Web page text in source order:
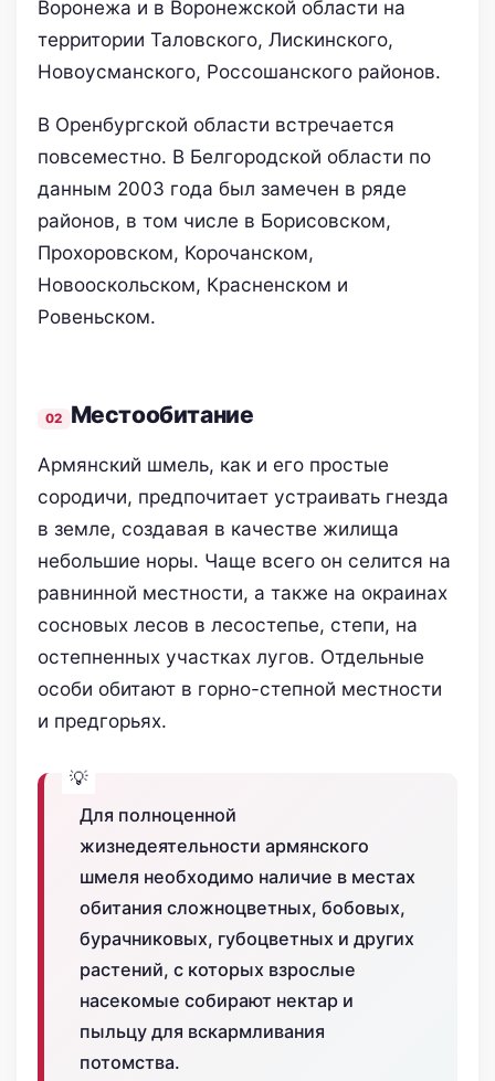
Воронежа и в Воронежской области на
территории Таловского, Лискинского,
Новоусманского, Россошанского районов.
В Оренбургской области встречается
повсеместно. В Белгородской области по
данным 2003 года был замечен в ряде
районов, в том числе в Борисовском,
Прохоровском, Корочанском,
Новооскольском, Красненском и
Ровеньском.
Местообитание
Армянский шмель, как и его простые
сородичи, предпочитает устраивать гнезда
в земле, создавая в качестве жилища
небольшие норы. Чаще всего он селится на
равнинной местности, а также на окраинах
сосновых лесов в лесостепье, степи, на
остепненных участках лугов. Отдельные
особи обитают в горно-степной местности
и предгорьях.
Для полноценной
жизнедеятельности армянского
шмеля необходимо наличие в местах
обитания сложноцветных, бобовых,
бурачниковых, губоцветных и других
растений, с которых взрослые
насекомые собирают нектар и
пыльцу для вскармливания
потомства.